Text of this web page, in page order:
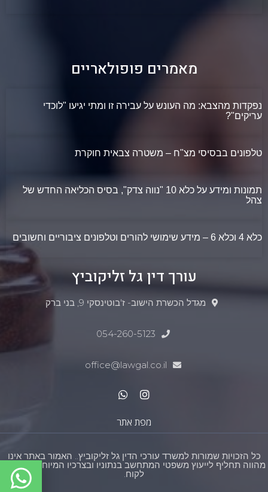
מאמרים פופולאריים
נפקדות מהצבא: מה העונש על עבירה זו ומתי יגיעו "לוכדי
עריקים"?
טלפונים בבסיסי מצ"ח – משטרה צבאית חוקרת
תמונות ומידע על כלא 10 "נווה צדק", בסיס הכליאה החדש של
צהל
כלא 4 וכלא 6 – מידע שימושי להורים וטלפונים ציבוריים וחשובים
עורך דין גל זליקוביץ
מגדל הכשרת הישוב- ז'בוטינסקי 9, בני ברק
054-260-5123​
office@lawgal.co.il
מפת אתר
כל הזכויות שמורות למשרד עורכי הדין גל זליקוביץ.. האמור באתר אינו
מהווה תחליף לייעוץ משפטי המתחשב בנתוניו ובצרכיו המיוחדים של כל
לקוח.